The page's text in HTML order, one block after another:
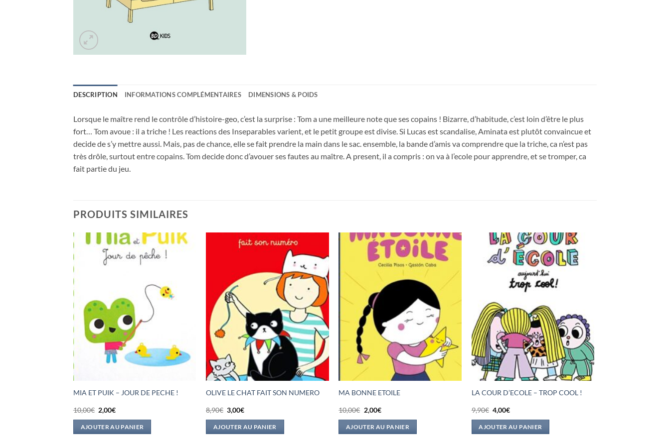
DESCRIPTION INFORMATIONS COMPLÉMENTAIRES DIMENSIONS & POIDS
Lorsque le maître rend le contrôle d’histoire-geo, c’est la surprise : Tom a une meilleure note que ses copains ! Bizarre, d’habitude, c’est loin d’être le plus
fort… Tom avoue : il a triche ! Les reactions des Inseparables varient, et le petit groupe est divise. Si Lucas est scandalise, Aminata est plutôt convaincue et
decide de s’y mettre aussi. Mais, pas de chance, elle se fait prendre la main dans le sac. ensemble, la bande d’amis va comprendre que la triche, ca n’est pas
très drôle, surtout entre copains. Tom decide donc d’avouer ses fautes au maître. A present, il a compris : on va à l’ecole pour apprendre, et se tromper, ca
fait partie du jeu.
PRODUITS SIMILAIRES
MIA ET PUIK – JOUR DE PECHE !
10,00€ Le
prix
initial
était :
2,00€Le
actuel
est :
AJOUTER AU PANIER
OLIVE LE CHAT FAIT SON NUMERO
8,90€ Le
prix
initial
était :
3,00€Le
actuel
est :
AJOUTER AU PANIER
MA BONNE ETOILE
10,00€ Le
prix
initial
était :
2,00€Le
actuel
est :
AJOUTER AU PANIER
LA COUR D’ECOLE – TROP COOL !
9,90€ Le
prix
initial
était :
4,00€Le
actuel
est :
AJOUTER AU PANIER